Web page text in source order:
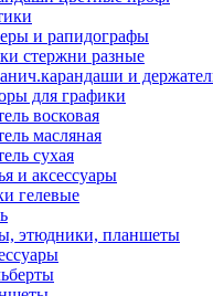
и рапидографы
стержни разные
и
для графики
восковая
масляная
сухая
и аксессуары
гелевые
этюдники, планшеты